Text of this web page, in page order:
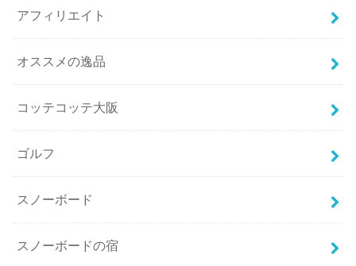
アフィリエイト
オススメの逸品
コッテコッテ大阪
ゴルフ
スノーボード
スノーボードの宿